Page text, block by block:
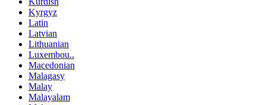
Kyrgyz
Latin
Latvian
Lithuanian
Luxembou..
Macedonian
Malagasy
Malay
Malayalam